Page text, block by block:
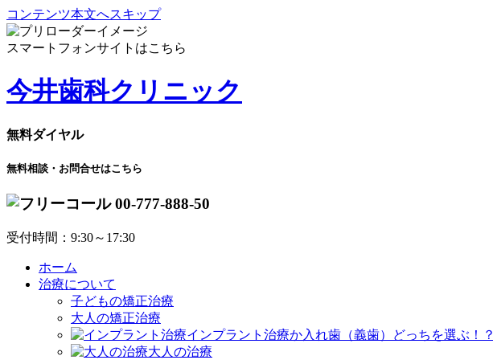
コンテンツ本文へスキップ
スマートフォンサイトはこちら
今井歯科クリニック
無料ダイヤル
無料相談・お問合せはこちら
00-777-888-50
受付時間：9:30～17:30
ホーム
治療について
子どもの矯正治療
大人の矯正治療
インプラント治療か入れ歯（義歯）どっちを選ぶ！？
大人の治療